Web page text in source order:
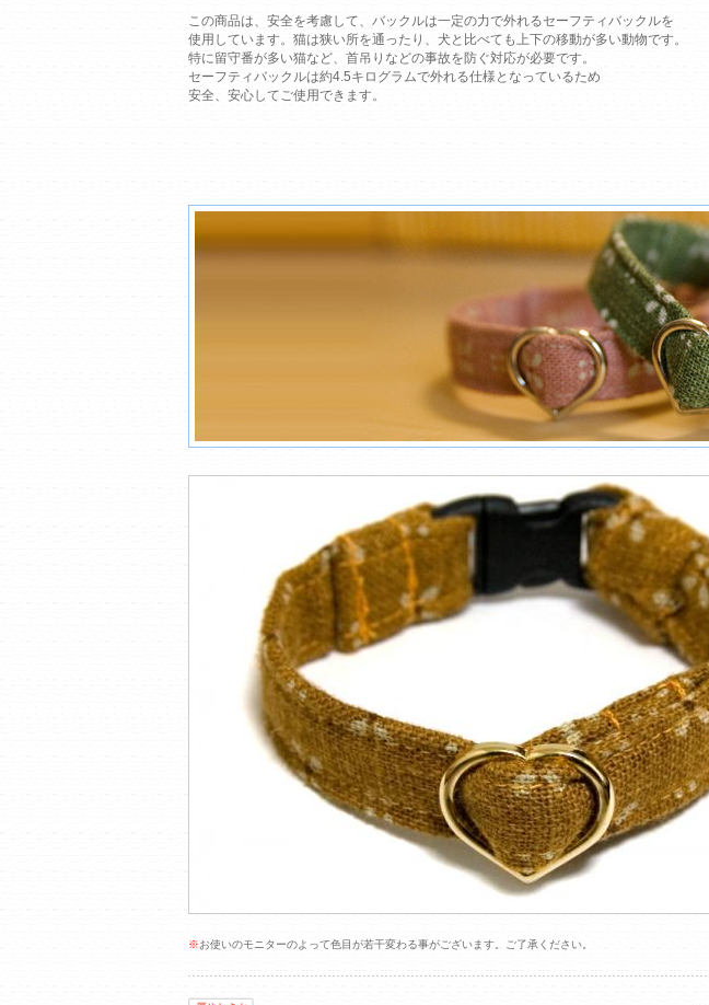
この商品は、安全を考慮して、バックルは一定の力で外れるセーフティバックルを
使用しています。猫は狭い所を通ったり、犬と比べても上下の移動が多い動物です。
特に留守番が多い猫など、首吊りなどの事故を防ぐ対応が必要です。
セーフティバックルは約4.5キログラムで外れる仕様となっているため
安全、安心してご使用できます。
※お使いのモニターのよって色目が若干変わる事がございます。ご了承ください。